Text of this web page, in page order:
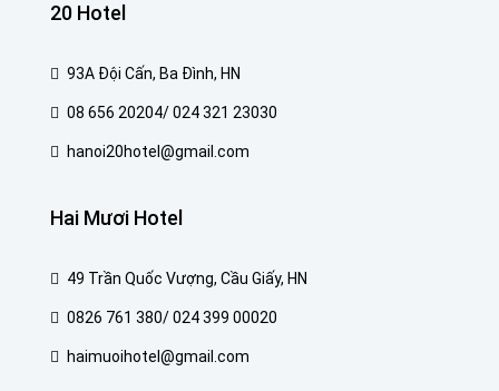
20 Hotel
93A Đội Cấn, Ba Đình, HN
08 656 20204/ 024 321 23030
hanoi20hotel@gmail.com
Hai Mươi Hotel
49 Trần Quốc Vượng, Cầu Giấy, HN
0826 761 380/ 024 399 00020
haimuoihotel@gmail.com